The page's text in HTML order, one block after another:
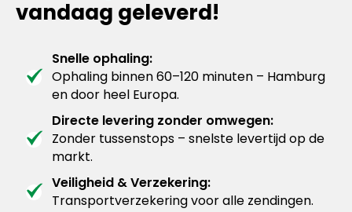
vandaag geleverd!
Snelle ophaling:
Ophaling binnen 60–120 minuten – Hamburg
en door heel Europa.
Directe levering zonder omwegen:
Zonder tussenstops – snelste levertijd op de
markt.
Veiligheid & Verzekering:
Transportverzekering voor alle zendingen.